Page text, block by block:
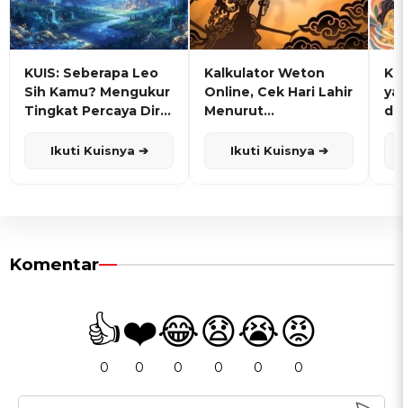
KUIS: Seberapa Leo
Sih Kamu? Mengukur
Tingkat Percaya Diri
Ikuti Kuisnya ➔
Kalkulator Weton
Online, Cek Hari Lahir
Menurut
Ikuti Kuisnya ➔
Komentar
👍
0
❤️
0
😂
0
😧
0
😭
0
😡
0